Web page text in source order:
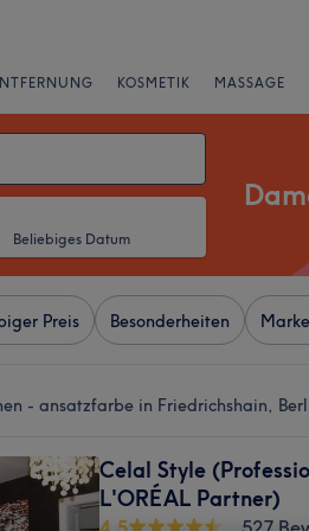
KOSMETIK MASSAGE
Beliebiges Datum
Preis Besonderheiten
- ansatzfarbe in Friedrichshain,
Celal Style
L'ORÉAL Partner)